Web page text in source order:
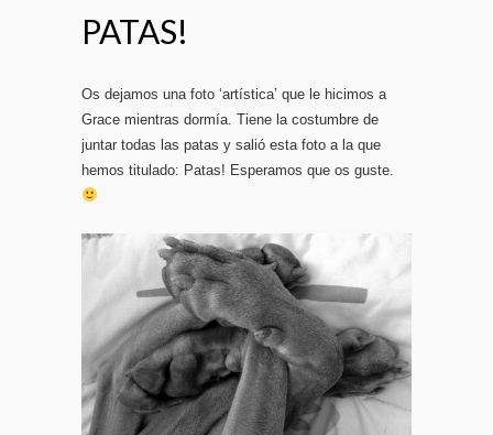
PATAS!
Os dejamos una foto ‘artística’ que le hicimos a
Grace mientras dormía. Tiene la costumbre de
juntar todas las patas y salió esta foto a la que
hemos titulado: Patas! Esperamos que os guste.